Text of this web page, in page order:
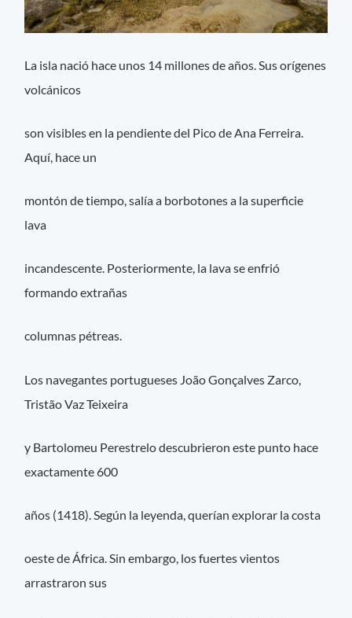
La isla nació hace unos 14 millones de años. Sus orígenes
volcánicos
son visibles en la pendiente del Pico de Ana Ferreira.
Aquí, hace un
montón de tiempo, salía a borbotones a la superficie
lava
incandescente. Posteriormente, la lava se enfrió
formando extrañas
columnas pétreas.
Los navegantes portugueses João Gonçalves Zarco,
Tristão Vaz Teixeira
y Bartolomeu Perestrelo descubrieron este punto hace
exactamente 600
años (1418). Según la leyenda, querían explorar la costa
oeste de África. Sin embargo, los fuertes vientos
arrastraron sus